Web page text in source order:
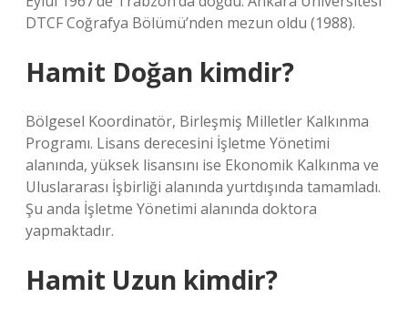
DTCF Coğrafya Bölümü’nden mezun oldu (1988).
Hamit Doğan kimdir?
Bölgesel Koordinatör, Birleşmiş Milletler Kalkınma
Programı. Lisans derecesini İşletme Yönetimi
alanında, yüksek lisansını ise Ekonomik Kalkınma ve
Uluslararası İşbirliği alanında yurtdışında tamamladı.
Şu anda İşletme Yönetimi alanında doktora
yapmaktadır.
Hamit Uzun kimdir?